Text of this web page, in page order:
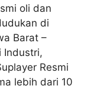
oli dan
di
Barat –
Industri,
Resmi
lebih dari 10